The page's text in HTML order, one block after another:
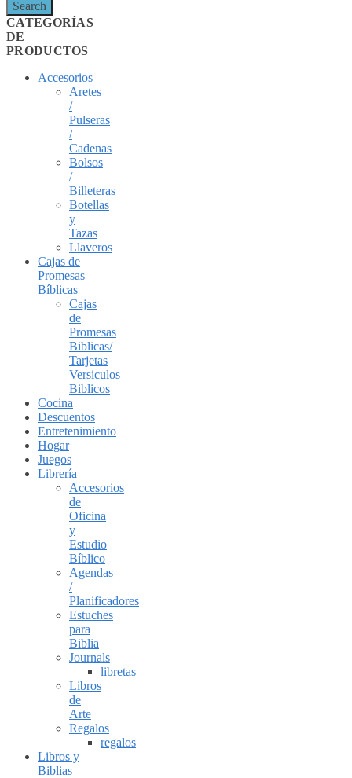
Search
CATEGORÍAS
DE
PRODUCTOS
Accesorios
Aretes
/
Pulseras
/
Cadenas
Bolsos
/
Billeteras
Botellas
y
Tazas
Llaveros
Cajas de
Promesas
Bíblicas
Cajas
de
Promesas
Biblicas/
Tarjetas
Versiculos
Biblicos
Cocina
Descuentos
Entretenimiento
Hogar
Juegos
Librería
Accesorios
de
Oficina
y
Estudio
Bíblico
Agendas
/
Planificadores
Estuches
para
Biblia
Journals
libretas
Libros
de
Arte
Regalos
regalos
Libros y
Biblias